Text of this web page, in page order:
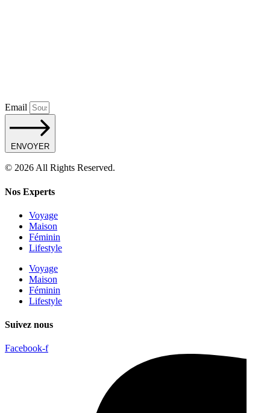
Email
ENVOYER
© 2026 All Rights Reserved.
Nos Experts
Voyage
Maison
Féminin
Lifestyle
Voyage
Maison
Féminin
Lifestyle
Suivez nous
Facebook-f